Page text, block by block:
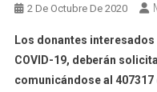
2 De Octubre De 2020
Los donantes
COVID-19, deberán
comunicándose al 407317